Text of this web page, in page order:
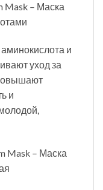
Mask – Маска
и
уход за
и
Mask – Маска